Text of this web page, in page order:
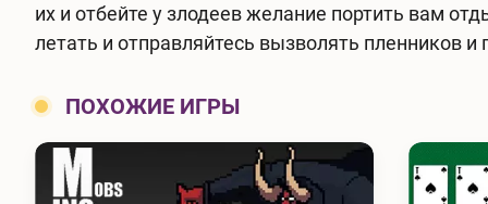
их и отбейте у злодеев желание портить вам
летать и отправляйтесь вызволять пленников
ПОХОЖИЕ ИГРЫ